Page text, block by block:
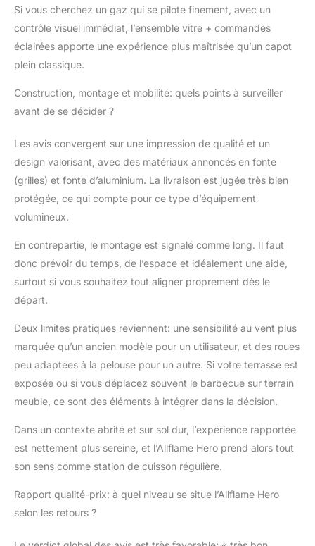
Si vous cherchez un gaz qui se pilote finement, avec un
contrôle visuel immédiat, l’ensemble vitre + commandes
éclairées apporte une expérience plus maîtrisée qu’un capot
plein classique.
Construction, montage et mobilité: quels points à surveiller
avant de se décider ?
Les avis convergent sur une impression de qualité et un
design valorisant, avec des matériaux annoncés en fonte
(grilles) et fonte d’aluminium. La livraison est jugée très bien
protégée, ce qui compte pour ce type d’équipement
volumineux.
En contrepartie, le montage est signalé comme long. Il faut
donc prévoir du temps, de l’espace et idéalement une aide,
surtout si vous souhaitez tout aligner proprement dès le
départ.
Deux limites pratiques reviennent: une sensibilité au vent plus
marquée qu’un ancien modèle pour un utilisateur, et des roues
peu adaptées à la pelouse pour un autre. Si votre terrasse est
exposée ou si vous déplacez souvent le barbecue sur terrain
meuble, ce sont des éléments à intégrer dans la décision.
Dans un contexte abrité et sur sol dur, l’expérience rapportée
est nettement plus sereine, et l’Allflame Hero prend alors tout
son sens comme station de cuisson régulière.
Rapport qualité-prix: à quel niveau se situe l’Allflame Hero
selon les retours ?